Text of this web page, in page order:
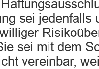
sei jedenfalls
sei mit dem
vereinbar,